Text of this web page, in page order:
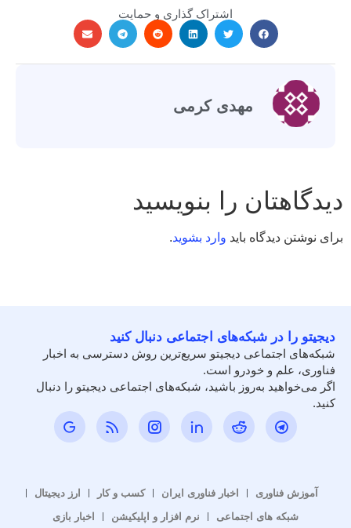
اشتراک گذاری و حمایت
مهدی کرمی
دیدگاهتان را بنویسید
برای نوشتن دیدگاه باید وارد بشوید.
دیجیتو را در شبکه‌های اجتماعی دنبال کنید
شبکه‌های اجتماعی دیجیتو سریع‌ترین روش دسترسی به اخبار
فناوری، علم و خودرو است.
اگر می‌خواهید به‌روز باشید، شبکه‌های اجتماعی دیجیتو را دنبال
کنید.
آموزش فناوری اخبار فناوری ایران کسب و کار
ارز دیجیتال
شبکه های اجتماعی
نرم افزار و اپلیکیشن اخبار بازی